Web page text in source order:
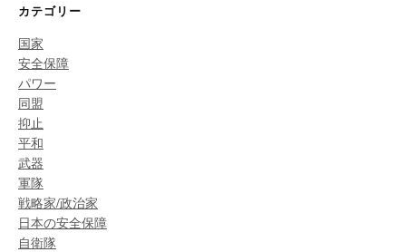
カテゴリー
国家
安全保障
パワー
同盟
抑止
平和
武器
軍隊
戦略家/政治家
日本の安全保障
自衛隊